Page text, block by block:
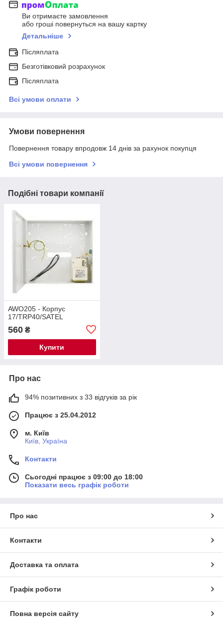
Ви отримаєте замовлення
або гроші повернуться на вашу картку
Детальніше
Післяплата
Безготівковий розрахунок
Післяплата
Всі умови оплати
Умови повернення
Повернення товару впродовж 14 днів за рахунок покупця
Всі умови повернення
Подібні товари компанії
AWO205 - Корпус
17/TRP40/SATEL
560 ₴
Купити
Про нас
94% позитивних з 33 відгуків за рік
Працює з 25.04.2012
м. Київ
Київ, Україна
Контакти
Сьогодні працює з 09:00 до 18:00
Показати весь графік роботи
Про нас
Контакти
Доставка та оплата
Графік роботи
Повна версія сайту